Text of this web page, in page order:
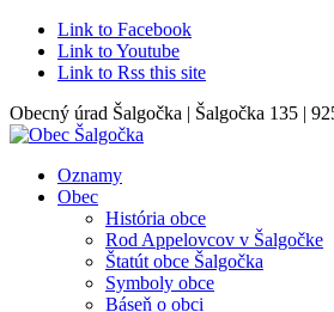
Link to Facebook
Link to Youtube
Link to Rss this site
Obecný úrad Šalgočka | Šalgočka 135 |
Oznamy
Obec
História obce
Rod Appelovcov v Šalgočke
Štatút obce Šalgočka
Symboly obce
Báseň o obci